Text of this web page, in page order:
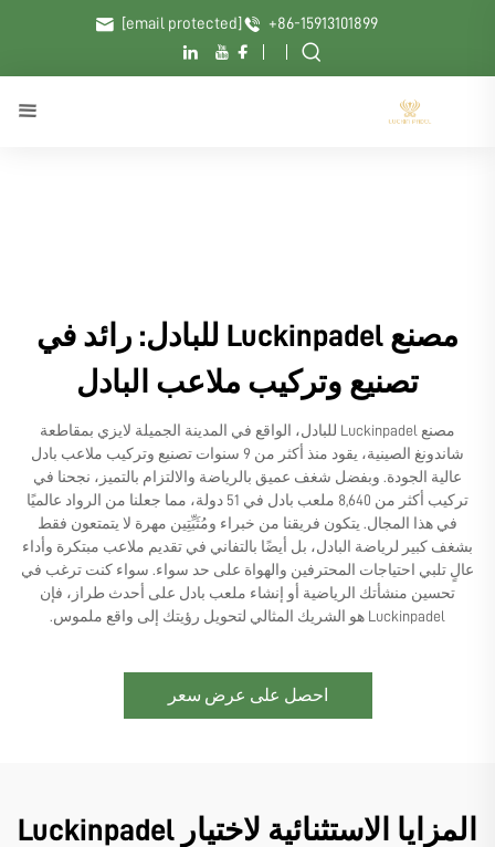
+86-15913101899
[email protected]
مصنع Luckinpadel للبادل: رائد في
تصنيع وتركيب ملاعب البادل
مصنع Luckinpadel للبادل، الواقع في المدينة الجميلة لايزي بمقاطعة
شاندونغ الصينية، يقود منذ أكثر من 9 سنوات تصنيع وتركيب ملاعب بادل
عالية الجودة. وبفضل شغف عميق بالرياضة والالتزام بالتميز، نجحنا في
تركيب أكثر من 8,640 ملعب بادل في 51 دولة، مما جعلنا من الرواد عالميًا
في هذا المجال. يتكون فريقنا من خبراء ومُثَبِّتِين مهرة لا يتمتعون فقط
بشغف كبير لرياضة البادل، بل أيضًا بالتفاني في تقديم ملاعب مبتكرة وأداء
عالٍ تلبي احتياجات المحترفين والهواة على حد سواء. سواء كنت ترغب في
تحسين منشأتك الرياضية أو إنشاء ملعب بادل على أحدث طراز، فإن
Luckinpadel هو الشريك المثالي لتحويل رؤيتك إلى واقع ملموس.
احصل على عرض سعر
المزايا الاستثنائية لاختيار Luckinpadel